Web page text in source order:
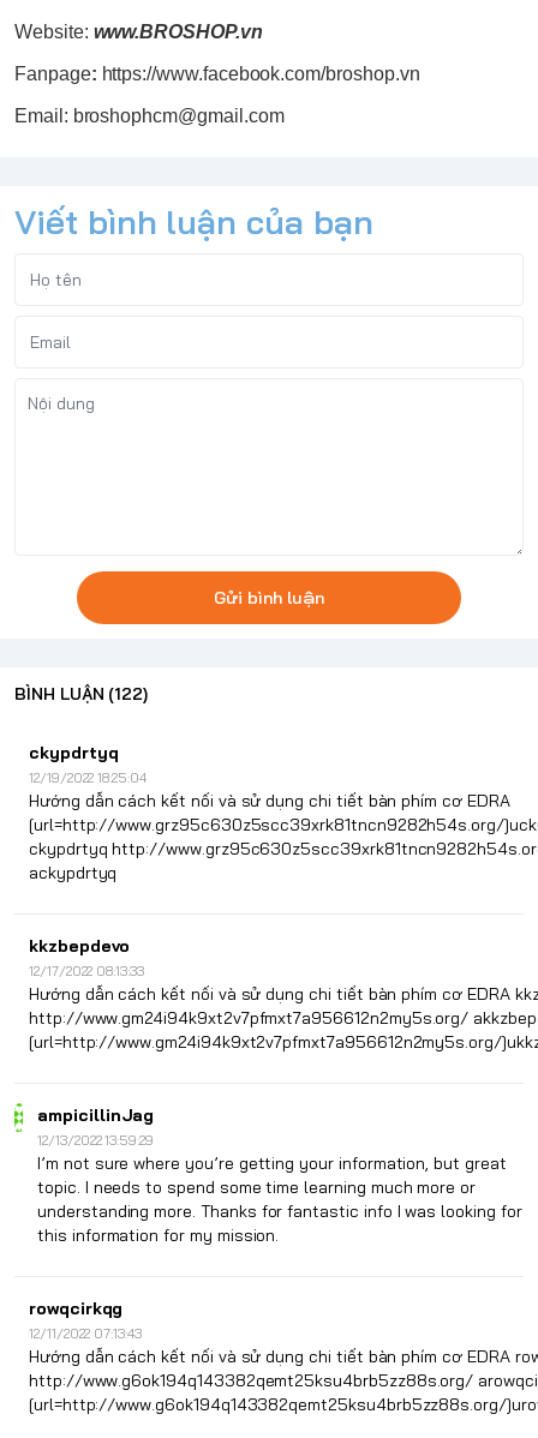
Website: www.BROSHOP.vn
Fanpage: https://www.facebook.com/broshop.vn
Email: broshophcm@gmail.com
Viết bình luận của bạn
Gửi bình luận
BÌNH LUẬN (122)
ckypdrtyq
12/19/2022 18:25:04
Hướng dẫn cách kết nối và sử dụng chi tiết bàn phím cơ EDRA
[url=http://www.grz95c630z5scc39xrk81tncn9282h54s.org/
ckypdrtyq http://
ackypdrtyq
kkzbepdevo
12/17/2022 08:13:33
Hướng dẫn cách kết nối và sử dụng chi tiết bàn phím cơ EDRA
http://www.gm24i94k9xt2v7pfmxt7a956612n2my5s.org/
[url=http://www.gm24i94k9xt2v7pfmxt7a956612n2my5s.org/
ampicillinJag
12/13/2022 13:59:29
I’m not sure where you’re getting your information, but great
topic. I needs to spend some time learning much more or
understanding more. Thanks for fantastic info I was looking for
this information for my mission.
rowqcirkqg
12/11/2022 07:13:43
Hướng dẫn cách kết nối và sử dụng chi tiết bàn phím cơ EDRA
http://www.g6ok194q143382qemt25ksu4brb5zz88s.org/
[url=http://www.g6ok194q143382qemt25ksu4brb5zz88s.org/